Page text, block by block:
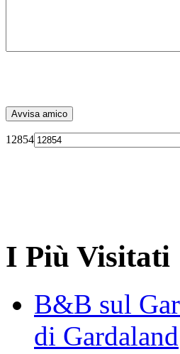
12854
I Più Visitati
B&B sul
di Gardaland